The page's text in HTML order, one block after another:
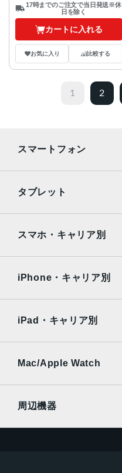
17時までのご注文で当日発送※休
日を除く
カートに入れる
お気に入り 比較する
1 2
スマートフォン
AQUOS
OPPO
タブレット
Surface
Xiaomi Tablet
スマホ・キャリア別
Ymobile
UQmobile
iPhone・キャリア別
Ymobile
UQmobile
iPad・キャリア別
Mac/Apple Watch
周辺機器